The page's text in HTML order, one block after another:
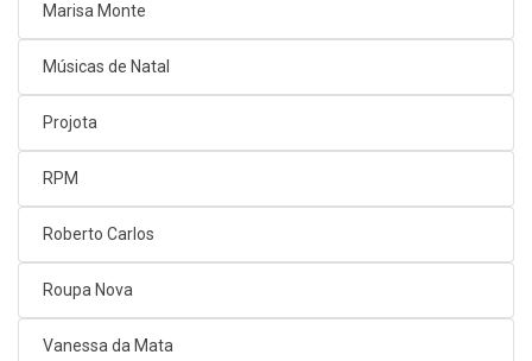
Marisa Monte
Músicas de Natal
Projota
RPM
Roberto Carlos
Roupa Nova
Vanessa da Mata